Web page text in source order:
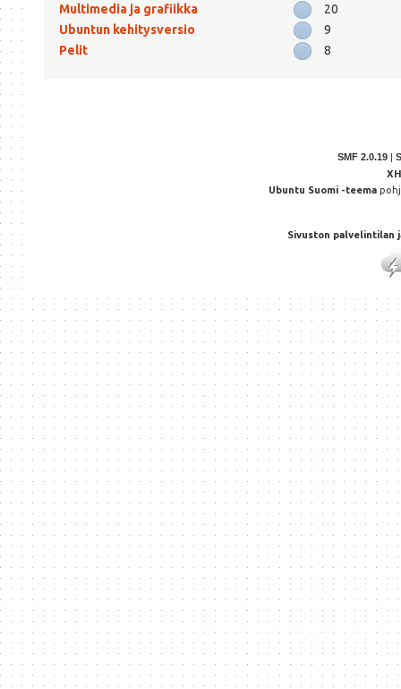
Multimedia ja grafiikka
20
Ubuntun kehitysversio
9
Pelit
8
SMF 2.0.19 |
Ubuntu Suomi -teema
Sivuston palvelintilan